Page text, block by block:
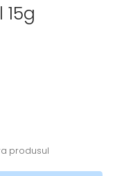
produsul